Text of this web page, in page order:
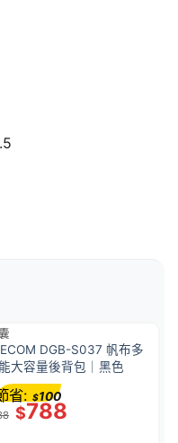
DGB-S037 帆布多
大容量後背包｜黑色
$788
省: $100